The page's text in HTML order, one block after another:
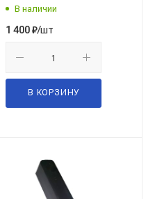
В наличии
1 400₽/шт
В КОРЗИНУ